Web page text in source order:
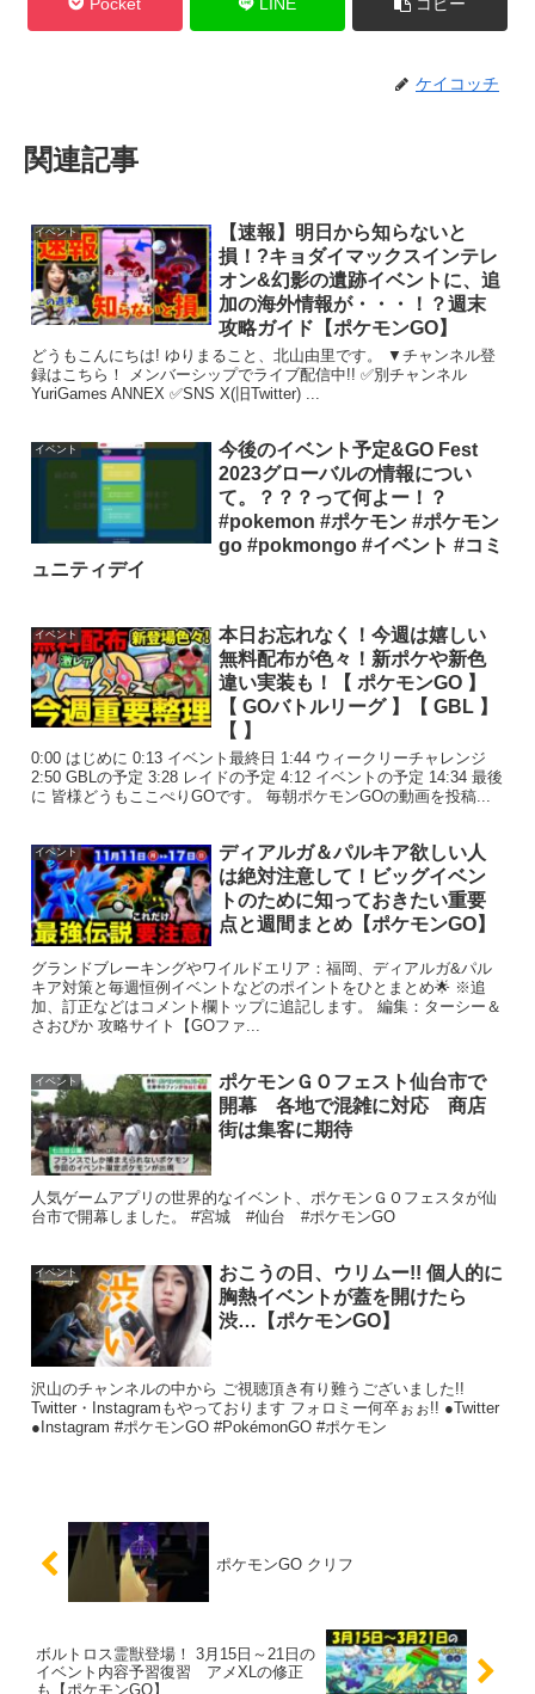
ケイコッチ
関連記事
イベント
【速報】明日から知らないと
損！?キョダイマックスインテレ
オン&幻影の遺跡イベントに、追
加の海外情報が・・・！？週末
攻略ガイド【ポケモンGO】
どうもこんにちは! ゆりまること、北山由里です。 ▼チャンネル登
録はこちら！ メンバーシップでライブ配信中!! ✅別チャンネル
YuriGames ANNEX ✅SNS X(旧Twitter) ...
イベント
今後のイベント予定&GO Fest
2023グローバルの情報につい
て。？？？って何よー！？
#pokemon #ポケモン #ポケモン
go #pokmongo #イベント #コミ
ュニティデイ
イベント
本日お忘れなく！今週は嬉しい
無料配布が色々！新ポケや新色
違い実装も！【 ポケモンGO 】
【 GOバトルリーグ 】【 GBL 】
【 】
0:00 はじめに 0:13 イベント最終日 1:44 ウィークリーチャレンジ
2:50 GBLの予定 3:28 レイドの予定 4:12 イベントの予定 14:34 最後
に 皆様どうもここぺりGOです。 毎朝ポケモンGOの動画を投稿...
イベント
ディアルガ＆パルキア欲しい人
は絶対注意して！ビッグイベン
トのために知っておきたい重要
点と週間まとめ【ポケモンGO】
グランドブレーキングやワイルドエリア：福岡、ディアルガ&パル
キア対策と毎週恒例イベントなどのポイントをひとまとめ🌟 ※追
加、訂正などはコメント欄トップに追記します。 編集：ターシー＆
さおぴか 攻略サイト【GOファ...
イベント
ポケモンＧＯフェスト仙台市で
開幕 各地で混雑に対応 商店
街は集客に期待
人気ゲームアプリの世界的なイベント、ポケモンＧＯフェスタが仙
台市で開幕しました。 #宮城 #仙台 #ポケモンGO
イベント
おこうの日、ウリムー!! 個人的に
胸熱イベントが蓋を開けたら
渋…【ポケモンGO】
沢山のチャンネルの中から ご視聴頂き有り難うございました!!
Twitter・Instagramもやっております フォロミー何卒ぉぉ!! ●Twitter
●Instagram #ポケモンGO #PokémonGO #ポケモン
ポケモンGO クリフ
ボルトロス霊獣登場！ 3月15日～21日の
イベント内容予習復習 アメXLの修正
も【ポケモンGO】